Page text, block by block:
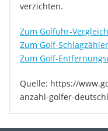
verzichten.
Zum Golfuhr-Vergleich
Zum Golf-
Zum Golf-
Quelle: https://
anzahl-golfer-